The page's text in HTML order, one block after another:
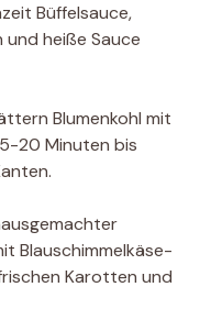
Büffelsauce,
und heiße Sauce
Blumenkohl mit
20 Minuten bis
Blauschimmelkäse-
Karotten und